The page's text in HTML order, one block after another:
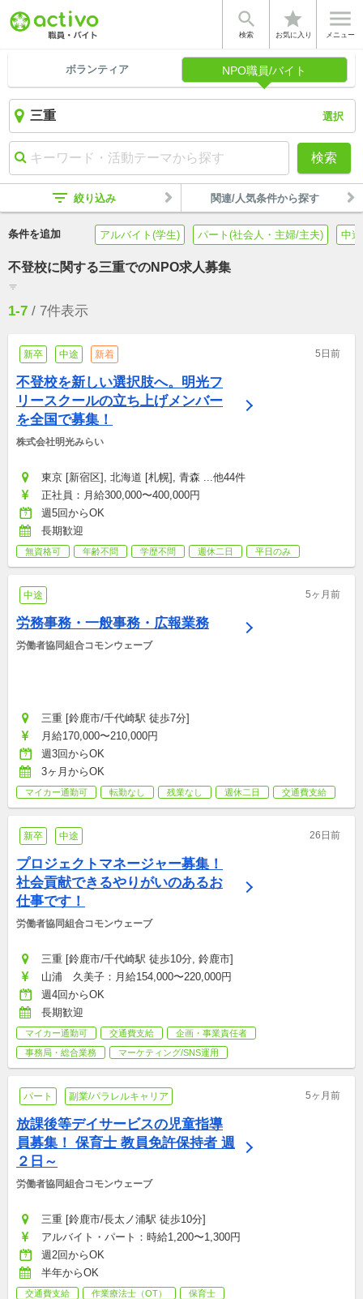

検索
star
お気に入り

メニュー
ボランティア NPO職員/バイト
選択
検索
filter_list 絞り込み 関連/人気条件から探す
条件を追加 アルバイト(学生) パート(社会人・主婦/主夫) 中
不登校に関する三重でのNPO求人募集
filter_list
1-7 / 7件表示
新卒 中途 新着 5日前
不登校を新しい選択肢へ。明光フ
リースクールの立ち上げメンバー
を全国で募集！
株式会社明光みらい
東京 [新宿区], 北海道 [札幌], 青森 ...他44件
正社員：月給300,000〜400,000円
週5回からOK
長期歓迎
無資格可 年齢不問 学歴不問 週休二日 平日のみ
中途 5ヶ月前
労務事務・一般事務・広報業務
労働者協同組合コモンウェーブ
三重 [鈴鹿市/千代崎駅 徒歩7分]
月給170,000〜210,000円
週3回からOK
3ヶ月からOK
マイカー通勤可 転勤なし 残業なし 週休二日 交通費支給
新卒 中途 26日前
プロジェクトマネージャー募集！
社会貢献できるやりがいのあるお
仕事です！
労働者協同組合コモンウェーブ
三重 [鈴鹿市/千代崎駅 徒歩10分, 鈴鹿市]
山浦　久美子：月給154,000〜220,000円
週4回からOK
長期歓迎
マイカー通勤可 交通費支給
企画・事業責任者
事務局・総合業務
マーケティング/SNS運用
パート 副業/パラレルキャリア 5ヶ月前
放課後等デイサービスの児童指導
員募集！ 保育士 教員免許保持者 週
２日～
労働者協同組合コモンウェーブ
三重 [鈴鹿市/長太ノ浦駅 徒歩10分]
アルバイト・パート：時給1,200〜1,300円
週2回からOK
半年からOK
交通費支給 作業療法士（OT）
保育士